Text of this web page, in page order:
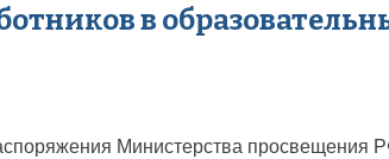
в
Министерства просвещения